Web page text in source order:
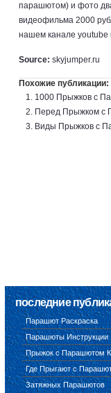
парашютом) и фото
видеофильма 2000
нашем канале youtube
Source: skyjumper.ru
Похожие публикации:
1000 Прыжков с
Перед Прыжком с
Виды Прыжков с
последние
Парашют Раскраска
Парашюты Инструкции
Прыжок с Парашютом
Где Прыгают с
Затяжных Парашютов